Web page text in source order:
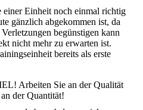
einer Einheit noch einmal richtig
gänzlich abgekommen ist, da
begünstigen kann
nicht mehr zu erwarten ist.
bereits als erste
Arbeiten Sie an der Qualität
der Quantität!